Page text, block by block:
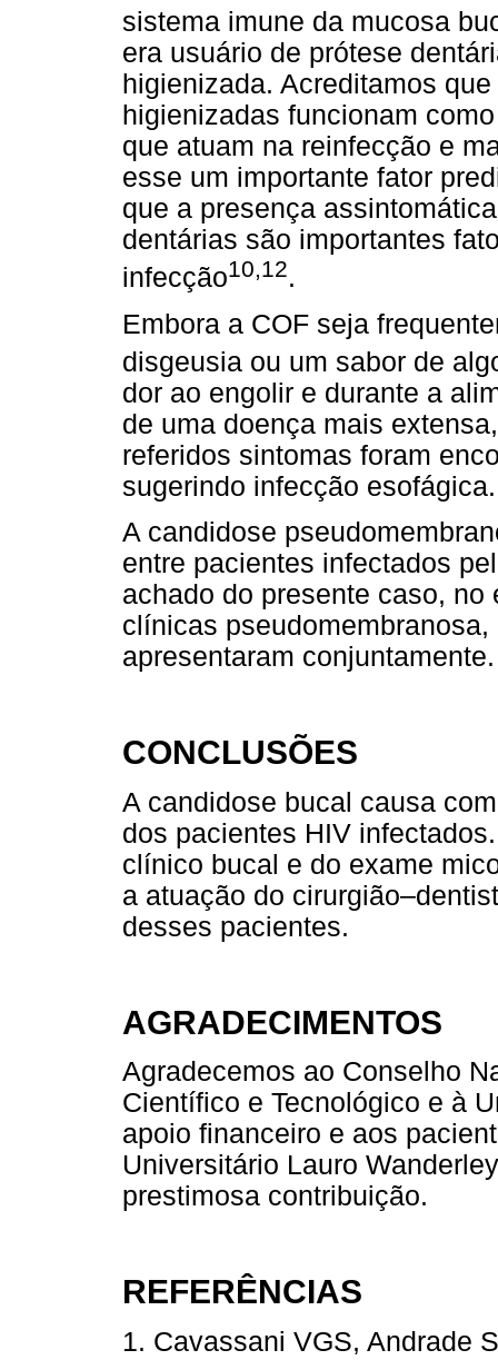
sistema imune da mucosa
era usuário de prótese
higienizada. Acreditamos
higienizadas funcionam
que atuam na reinfecção e
esse um importante fator
que a presença
dentárias são importantes
infecção10,12.
Embora a COF seja
disgeusia ou um sabor de
dor ao engolir e durante a
de uma doença mais
referidos sintomas foram
sugerindo infecção esofágica.
A candidose
entre pacientes infectados
achado do presente caso,
clínicas
apresentaram conjuntamente.
CONCLUSÕES
A candidose bucal causa
dos pacientes HIV
clínico bucal e do exame
a atuação do
desses pacientes.
AGRADECIMENTOS
Agradecemos ao Conselho
Científico e Tecnológico e à
apoio financeiro e aos
Universitário Lauro
prestimosa contribuição.
REFERÊNCIAS
1. Cavassani VGS, Andrade